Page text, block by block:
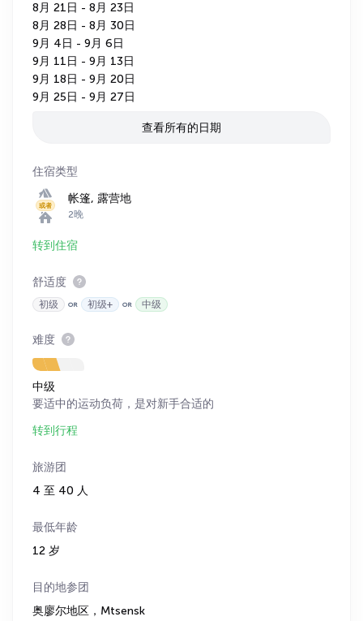
8月 21日 - 8月 23日
8月 28日 - 8月 30日
9月 4日 - 9月 6日
9月 11日 - 9月 13日
9月 18日 - 9月 20日
9月 25日 - 9月 27日
查看所有的日期
住宿类型
或者
帐篷, 露营地
2晚
转到住宿
舒适度
初级 初级+ 中级
难度
中级
要适中的运动负荷，是对新手合适的
转到行程
旅游团
4 至 40 人
最低年龄
12 岁
目的地参团
奥廖尔地区，Mtsensk